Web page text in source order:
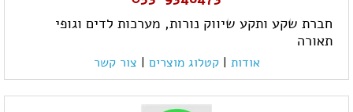
חברת שקע ותקע שיווק נורות, מערכות לדים וגופי
תאורה
אודות | קטלוג מוצרים | צור קשר